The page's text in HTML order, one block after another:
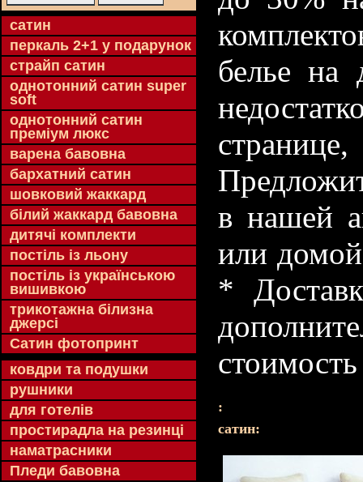
cатин
перкаль 2+1 у подарунок
страйп сатин
однотонний сатин super
soft
однотонний сатин
преміум люкс
варена бавовна
бархатний сатин
шовковий жаккард
білий жаккард бавовна
дитячі комплекти
постіль із льону
постіль із українською
вишивкою
трикотажна білизна
джерсі
Сатин фотопринт
ковдри та подушки
рушники
для готелів
простирадла на резинці
наматрасники
Пледи бавовна
белье на
в нашей
или
*
:
cатин: